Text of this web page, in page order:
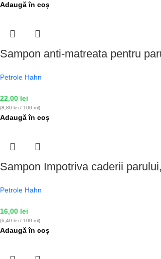
Adaugă în coș
Sampon anti-matreata pentru
Petrole Hahn
22,00 lei
(8,80 lei / 100 ml)
Adaugă în coș
Sampon Impotriva caderii
Petrole Hahn
16,00 lei
(6,40 lei / 100 ml)
Adaugă în coș